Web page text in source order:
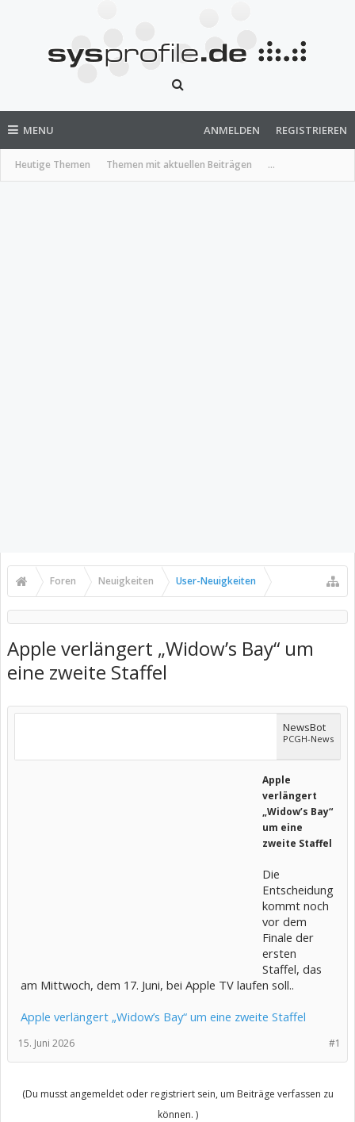
MENU
Heutige Themen Themen mit aktuellen Beiträgen ...
ANMELDEN REGISTRIEREN
Foren Neuigkeiten User-Neuigkeiten
Apple verlängert „Widow’s Bay“ um
eine zweite Staffel
NewsBot
PCGH-News
Apple
verlängert
„Widow’s Bay“
um eine
zweite Staffel
Die
Entscheidung
kommt noch
vor dem
Finale der
ersten
Staffel, das
am Mittwoch, dem 17. Juni, bei Apple TV laufen soll..
Apple verlängert „Widow’s Bay“ um eine zweite Staffel
#1
15. Juni 2026
(Du musst angemeldet oder registriert sein, um Beiträge verfassen zu
können. )